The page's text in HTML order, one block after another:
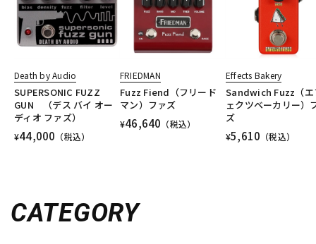
Death by Audio
SUPERSONIC FUZZ
GUN （デス バイ オー
ディオ ファズ）
¥44,000 （税込）
FRIEDMAN
Fuzz Fiend（フリード
マン）ファズ
¥46,640 （税込）
Effects Bakery
Sandwich Fuzz（エ
ェクツベーカリー）
ズ
¥5,610 （税込）
CATEGORY